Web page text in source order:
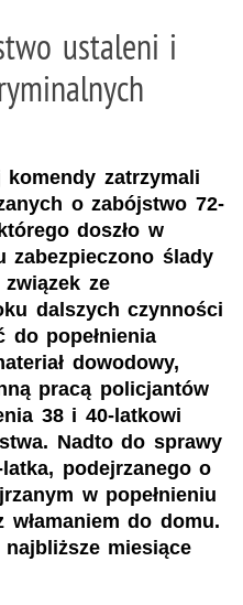
ustaleni i
zatrzymali
o zabójstwo 72-
doszło w
zabezpieczono ślady
ze
dalszych czynności
do popełnienia
dowodowy,
pracą policjantów
38 i 40-latkowi
Nadto do sprawy
podejrzanego o
w popełnieniu
włamaniem do domu.
miesiące